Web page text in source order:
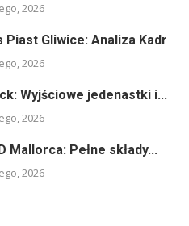
2026
Piast Gliwice: Analiza Kadr
2026
Wyjściowe jedenastki i...
2026
Mallorca: Pełne składy...
2026